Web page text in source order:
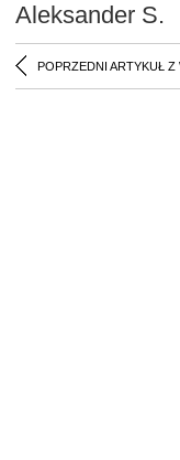
Aleksander S.
POPRZEDNI ARTYKUŁ Z